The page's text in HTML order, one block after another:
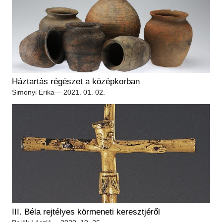
Háztartás régészet a középkorban
Simonyi Erika— 2021. 01. 02.
III. Béla rejtélyes körmeneti keresztjéről